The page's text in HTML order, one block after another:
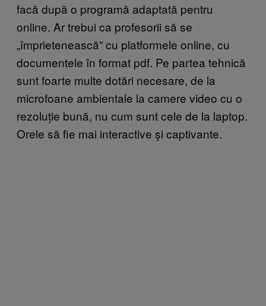
facă după o programă adaptată pentru
online. Ar trebui ca profesorii să se
„împrietenească” cu platformele online, cu
documentele în format pdf. Pe partea tehnică
sunt foarte multe dotări necesare, de la
microfoane ambientale la camere video cu o
rezoluție bună, nu cum sunt cele de la laptop.
Orele să fie mai interactive și captivante.